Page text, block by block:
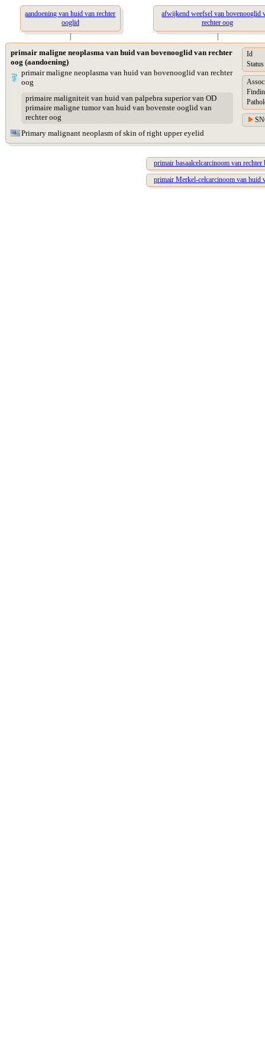
aandoening van huid van rechter
ooglid
afwijkend weefsel van bovenooglid
rechter oog
|
|
primair maligne neoplasma van huid van bovenooglid van rechter
oog (aandoening)
primair maligne neoplasma van huid van bovenooglid van rechter
oog
primaire maligniteit van huid van palpebra superior van OD
primaire maligne tumor van huid van bovenste ooglid van
rechter oog
Primary malignant neoplasm of skin of right upper eyelid
Id
Status
primair basaalcelcarcinoom van
primair Merkel-celcarcinoom van huid